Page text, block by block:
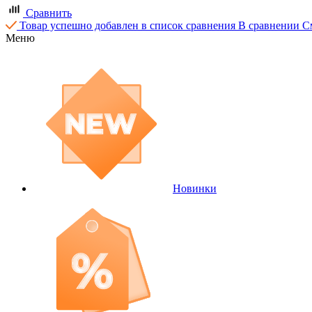
Сравнить
Товар успешно добавлен в список сравнения В сравнении
Меню
Новинки